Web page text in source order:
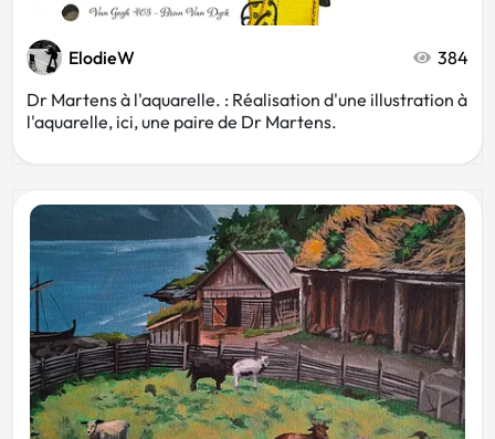
ElodieW
384
Dr Martens à l'aquarelle. : Réalisation d'une illustration à
l'aquarelle, ici, une paire de Dr Martens.